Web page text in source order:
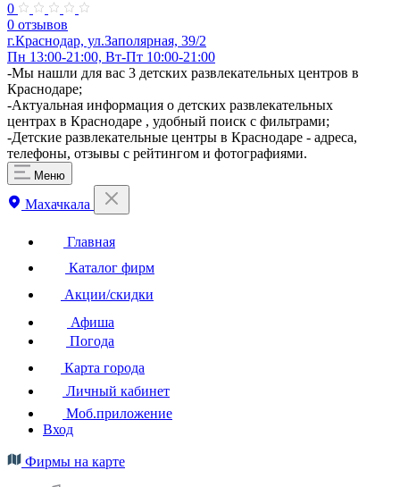
0
0 отзывов
​г.Краснодар, ул.Заполярная, 39/2
Пн 13:00-21:00, Вт-Пт 10:00-21:00
-Мы нашли для вас 3 детских развлекательных центров в
Краснодаре;
-Актуальная информация о детских развлекательных
центрах в Краснодаре , удобный поиск с фильтрами;
-Детские развлекательные центры в Краснодаре - адреса,
телефоны, отзывы с рейтингом и фотографиями.
Меню
Махачкала
Главная
Каталог фирм
Акции/скидки
Афиша
Погода
Карта города
Личный кабинет
Моб.приложение
Вход
Фирмы на карте